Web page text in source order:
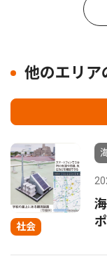
他のエリア
社会